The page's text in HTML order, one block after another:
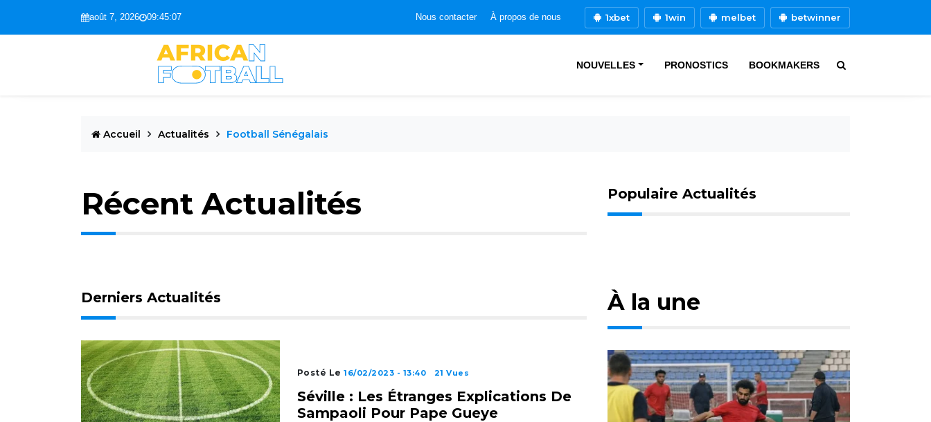
août 7, 2026 09:45:08 Nous contacter À propos de nous 1xbet 1win melbet betwinner
NOUVELLES PRONOSTICS BOOKMAKERS
Accueil Actualités Football Sénégalais
Récent Actualités Populaire Actualités
Derniers Actualités
Posté Le16/02/2023 - 13:40 21 Vues
Séville : Les Étranges Explications De
Sampaoli Pour Pape Gueye
À la une